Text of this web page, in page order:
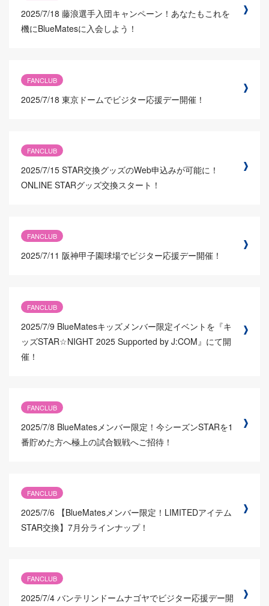
2025/7/18 藤浪選手入団キャンペーン！あなたもこれを
機にBlueMatesに入会しよう！
FANCLUB
2025/7/18 東京ドームでビジター応援デー開催！
FANCLUB
2025/7/15 STAR交換グッズのWeb申込みが可能に！
ONLINE STARグッズ交換スタート！
FANCLUB
2025/7/11 阪神甲子園球場でビジター応援デー開催！
FANCLUB
2025/7/9 BlueMatesキッズメンバー限定イベントを『キ
ッズSTAR☆NIGHT 2025 Supported by J:COM』にて開
催！
FANCLUB
2025/7/8 BlueMatesメンバー限定！今シーズンSTARを1
番貯めた方へ極上の試合観戦へご招待！
FANCLUB
2025/7/6
【BlueMatesメンバー限定！LIMITEDアイテム
STAR交換】7月分ラインナップ！
FANCLUB
2025/7/4 バンテリンドームナゴヤでビジター応援デー開